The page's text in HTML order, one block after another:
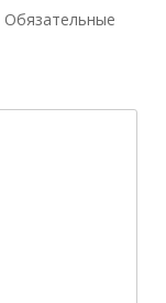
Обязательные